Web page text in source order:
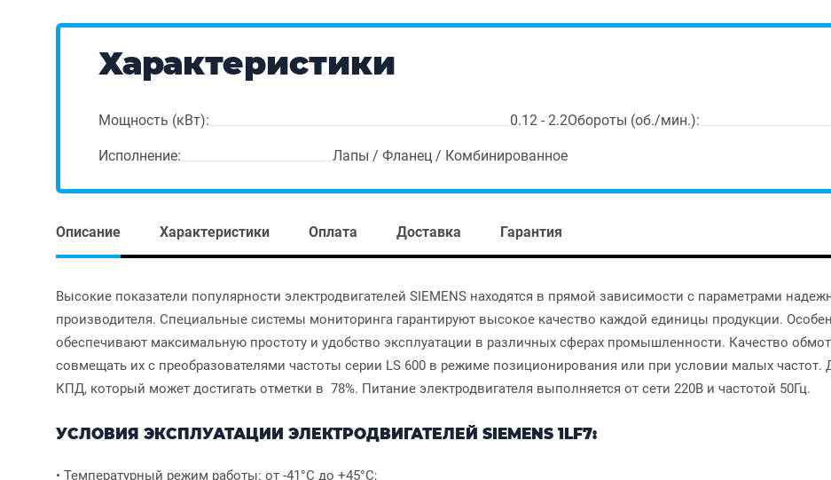
Характеристики
Мощность (кВт): 0.12 - 2.2Обороты (об./мин.):
Исполнение: Лапы / Фланец / Комбинированное
Описание Характеристики Оплата Доставка Гарантия
Высокие показатели популярности электродвигателей SIEMENS находятся в прямой зависимости с параметрами
производителя. Специальные системы мониторинга гарантируют высокое качество каждой единицы продукции.
обеспечивают максимальную простоту и удобство эксплуатации в различных сферах промышленности. Качество
совмещать их с преобразователями частоты серии LS 600 в режиме позиционирования или при условии малых частот.
КПД, который может достигать отметки в 78%. Питание электродвигателя выполняется от сети 220В и частотой 50Гц.
УСЛОВИЯ ЭКСПЛУАТАЦИИ ЭЛЕКТРОДВИГАТЕЛЕЙ SIEMENS 1LF7:
• Температурный режим работы: от -41°С до +45°С;